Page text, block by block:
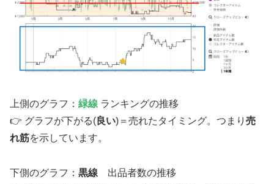
上側のグラフ： 緑線 ランキングの推移
👉 グラフが下がる( 良い)＝売れたタイミング。つまり 売
れ筋を示しています。
下側のグラフ： 黒線 出品者数の推移